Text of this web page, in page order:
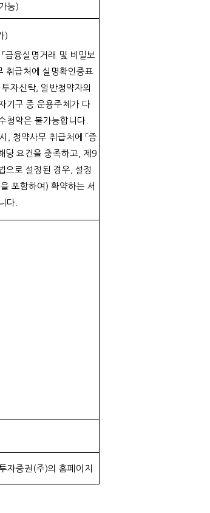
능)
)
금융실명거래 및 비밀보
취급처에 실명확인증표
자신탁, 일반청약자의
기구 중 운용주체가 다
청약은 불가능합니다.
, 청약사무 취급처에 「증
당 요건을 충족하고, 제9
으로 설정된 경우, 설정
포함하여) 확약하는 서
다.
증권(주)의 홈페이지